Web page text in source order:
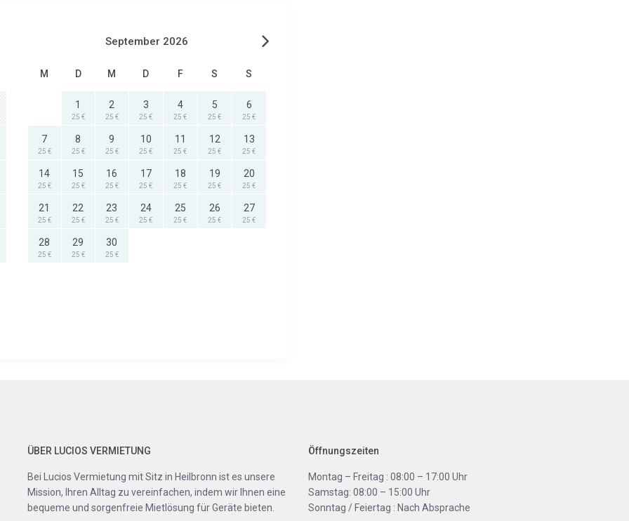
September 2026
M D M D F S S
1
25 €
2
25 €
3
25 €
4
25 €
5
25 €
6
25 €
7
25 €
8
25 €
9
25 €
10
25 €
11
25 €
12
25 €
13
25 €
14
25 €
15
25 €
16
25 €
17
25 €
18
25 €
19
25 €
20
25 €
21
25 €
22
25 €
23
25 €
24
25 €
25
25 €
26
25 €
27
25 €
28
25 €
29
25 €
30
25 €
ÜBER LUCIOS VERMIETUNG
Bei Lucios Vermietung mit Sitz in Heilbronn ist es unsere
Mission, Ihren Alltag zu vereinfachen, indem wir Ihnen eine
bequeme und sorgenfreie Mietlösung für Geräte bieten.
Öffnungszeiten
Montag – Freitag : 08:00 – 17:00 Uhr
Samstag: 08:00 – 15:00 Uhr
Sonntag / Feiertag : Nach Absprache